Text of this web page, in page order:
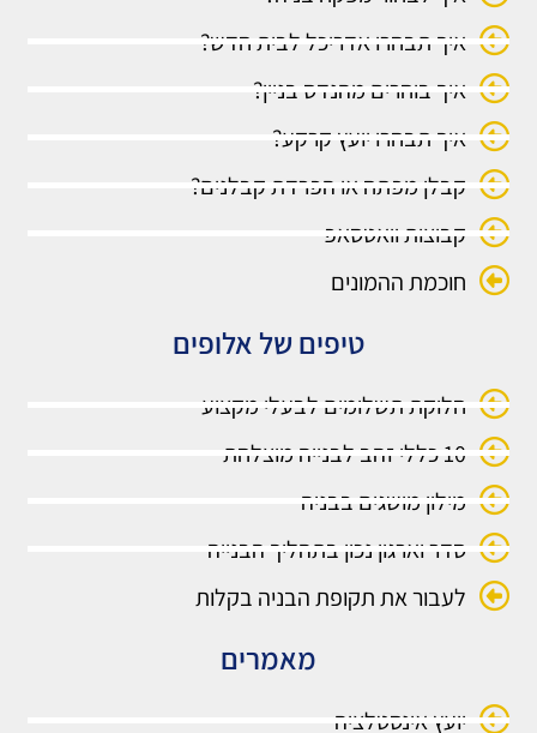
איך תבחרו אדריכל לבית חדש?
איך בוחרים מהנדס בניין?
איך תבחרו יועץ קרקע?
קבלן מפתח או הפרדת קבלנים?
קבוצות וואטסאפ
חוכמת ההמונים
טיפים של אלופים
חלוקת תשלומים לבעלי מקצוע
10 כללי זהב לבנייה מוצלחת
מילון מושגים בבניה
סדר וארגון נכון בתהליך הבנייה
לעבור את תקופת הבניה בקלות
מאמרים
יועץ אינסטלציה